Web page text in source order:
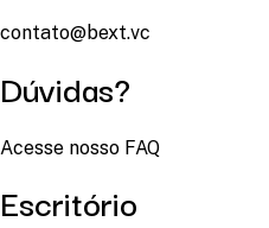
contato@bext.vc
Dúvidas?
Acesse nosso FAQ
Escritório